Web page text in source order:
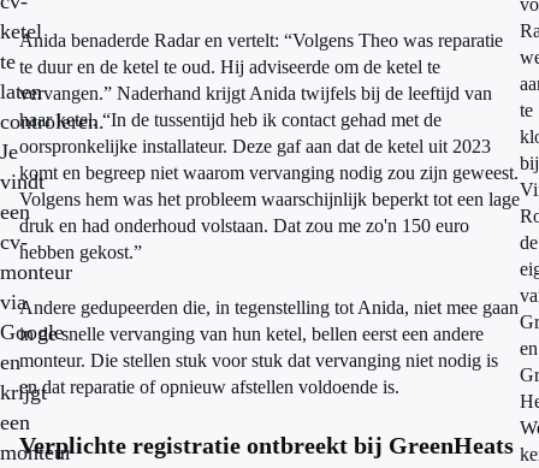
ketel
te
laten
controleren.
Je
vindt
een
cv-
monteur
via
Google
en
krijgt
een
monteur
Anida benaderde Radar en vertelt: “Volgens Theo was reparatie
te duur en de ketel te oud. Hij adviseerde om de ketel te
vervangen.” Naderhand krijgt Anida twijfels bij de leeftijd van
haar ketel. “In de tussentijd heb ik contact gehad met de
oorspronkelijke installateur. Deze gaf aan dat de ketel uit 2023
komt en begreep niet waarom vervanging nodig zou zijn geweest.
Volgens hem was het probleem waarschijnlijk beperkt tot een lage
druk en had onderhoud volstaan. Dat zou me zo'n 150 euro
hebben gekost.”
Andere gedupeerden die, in tegenstelling tot Anida, niet mee gaan
in de snelle vervanging van hun ketel, bellen eerst een andere
monteur. Die stellen stuk voor stuk dat vervanging niet nodig is
en dat reparatie of opnieuw afstellen voldoende is.
Verplichte registratie ontbreekt bij GreenHeats
te
bij
de
en